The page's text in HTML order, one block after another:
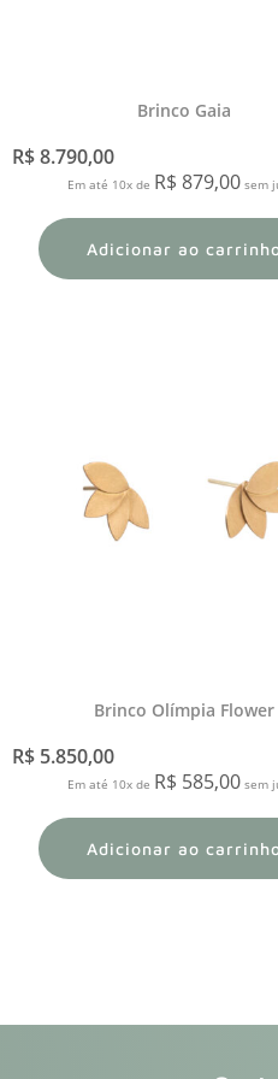
Brinco Gaia
R$8.790,00
Em até 10x de R$ 879,00 sem
Adicionar ao
Brinco Olímpia Flower
R$5.850,00
Em até 10x de R$ 585,00 sem
Adicionar ao